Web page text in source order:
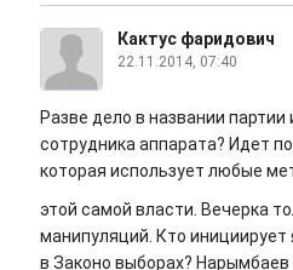
Кактус фаридович
22.11.2014, 07:40
Разве дело в названии
сотрудника аппарата? Идет
которая использует любые
этой самой власти. Вечерка
манипуляций. Кто
в Законо выборах? Нарымбаев